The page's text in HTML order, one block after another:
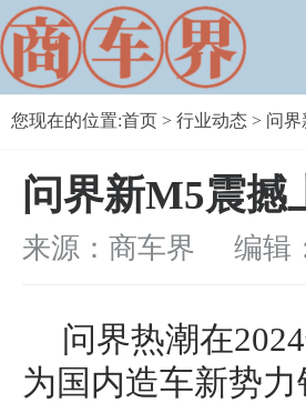
您现在的位置:首页 > 行业动态 > 问
问界新M5震撼
来源：商车界 编辑
问界热潮在
为国内造车新势